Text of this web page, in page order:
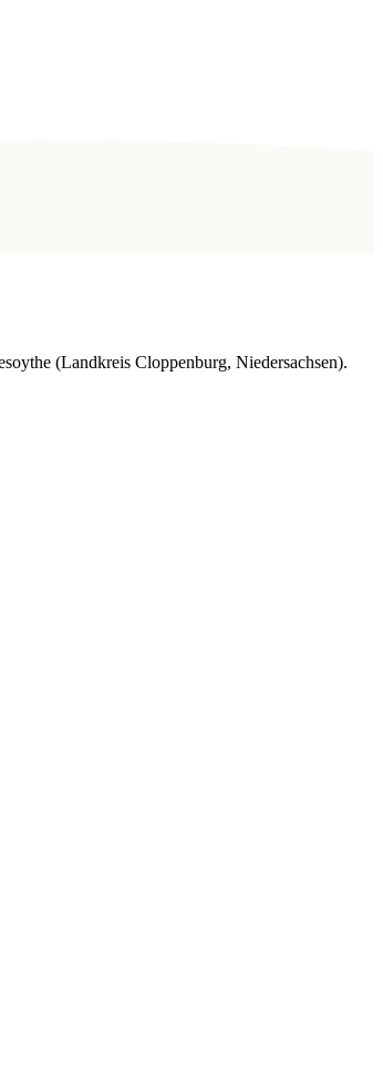
(Landkreis Cloppenburg, Niedersachsen).